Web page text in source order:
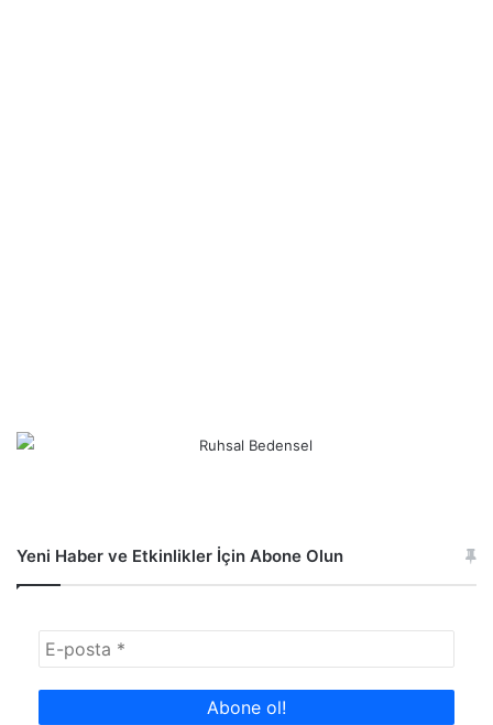
Yeni Haber ve Etkinlikler İçin Abone Olun